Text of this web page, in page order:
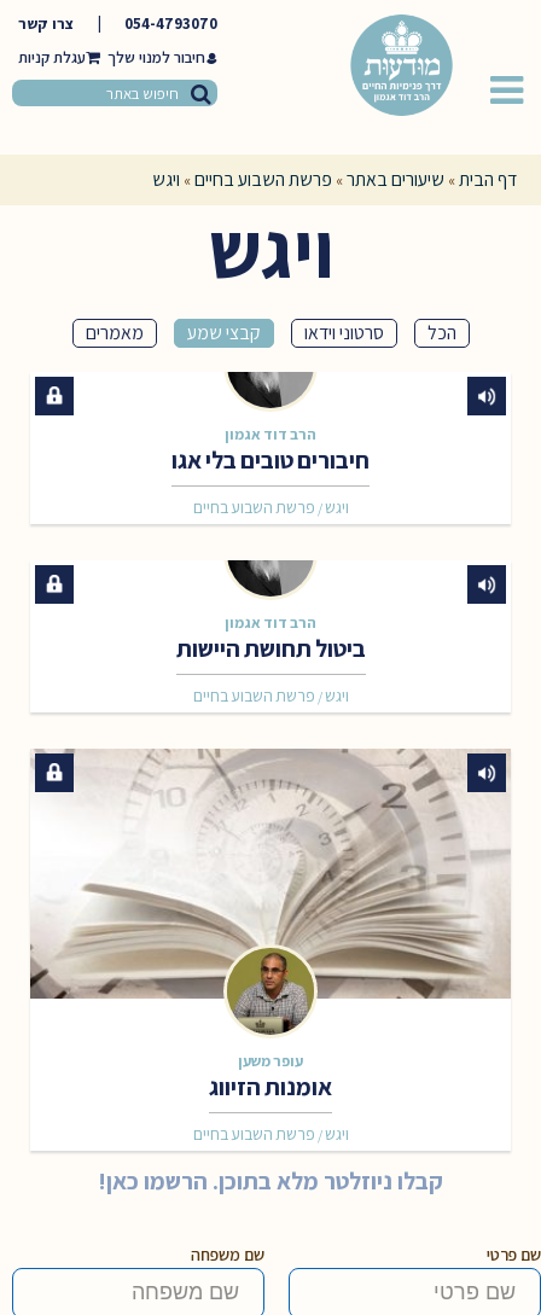
054-4793070
צרו קשר
חיבור למנוי שלך
דף הבית» שיעורים באתר» פרשת השבוע בחיים» ויגש
ויגש
הכל סרטוני וידאו קבצי שמע מאמרים
הרב דוד אגמון
חיבורים טובים בלי אגו
פרשת השבוע בחיים /ויגש
הרב דוד אגמון
ביטול תחושת היישות
פרשת השבוע בחיים /ויגש
עופר משען
אומנות הזיווג
פרשת השבוע בחיים /ויגש
קבלו ניוזלטר מלא בתוכן. הרשמו כאן!
שם פרטי שם משפחה